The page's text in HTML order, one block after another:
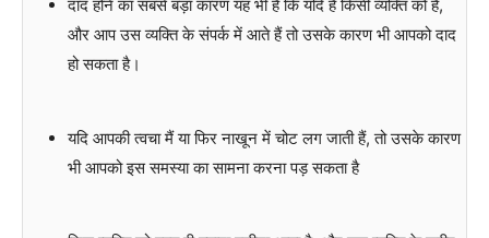
दाद होने का सबसे बड़ा कारण यह भी है कि यदि है किसी व्यक्ति को है,
और आप उस व्यक्ति के संपर्क में आते हैं तो उसके कारण भी आपको दाद
हो सकता है।
यदि आपकी त्वचा मैं या फिर नाखून में चोट लग जाती हैं, तो उसके कारण
भी आपको इस समस्या का सामना करना पड़ सकता है